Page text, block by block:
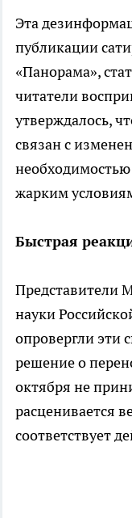
Эта
публикации
«Панорама»,
читатели
утверждалось,
связан с
необходимостью
жарким
Быстрая
Представители
науки
опровергли эти
решение о
октября не
расценивается
соответствует